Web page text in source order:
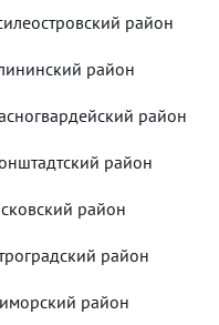
район
район
район
район
район
район
район